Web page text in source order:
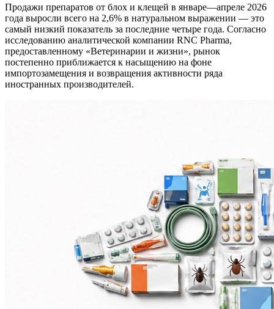
Продажи препаратов от блох и клещей в январе—апреле 2026
года выросли всего на 2,6% в натуральном выражении — это
самый низкий показатель за последние четыре года. Согласно
исследованию аналитической компании RNC Pharma,
предоставленному «Ветеринарии и жизни», рынок
постепенно приближается к насыщению на фоне
импортозамещения и возвращения активности ряда
иностранных производителей.